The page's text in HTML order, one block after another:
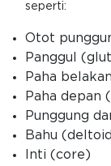
seperti:
Otot
Panggul
Paha
Paha depan
Punggung
Bahu
Inti (core)